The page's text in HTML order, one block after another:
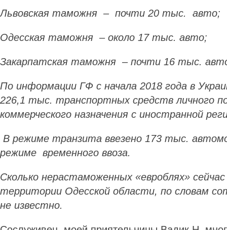
Львовская таможня – почти 20 тыс. авто;
Одесская таможня – около 17 тыс. авто;
Закарпатская таможня – почти 16 тыс.
По информации ГФ с начала 2018 года в
226,1 тыс. транспортных средств личного
коммерческого назначения с иностранной
В режиме транзита ввезено 173 тыс.
режиме временного ввоза.
Сколько нерастаможенных «евроблях»
территории Одесской области, по словам
не известно.